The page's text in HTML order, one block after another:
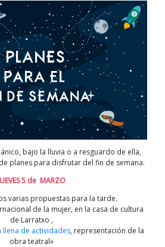
en
Marzo
bajo la lluvia o a resguardo de ella,
planes para disfrutar del fin de semana.
5 de MARZO
varias propuestas para la tarde.
de la mujer, en la casa de cultura
de Larratxo ,
llena de actividades, representación de la
obra teatral»